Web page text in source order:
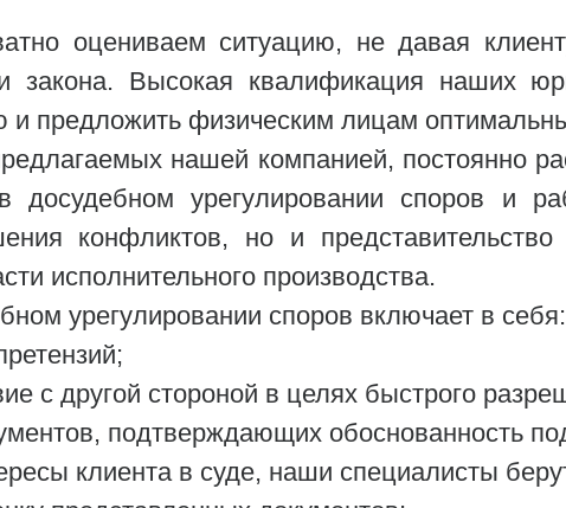
оцениваем ситуацию, не давая
закона. Высокая квалификация наших
и предложить физическим лицам
нашей компанией, постоянно
досудебном урегулировании споров и
конфликтов, но и
исполнительного производства.
урегулировании споров включает в себя:
с другой стороной в целях быстрого
подтверждающих обоснованность
клиента в суде, наши специалисты